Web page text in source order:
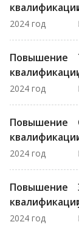
2024 год
Повышение
2024 год
Повышение
2024 год
Повышение
2024 год